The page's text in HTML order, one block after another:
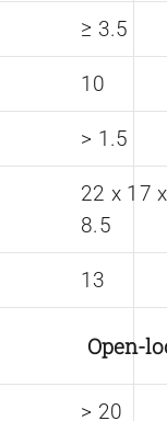
≥ 3.5
10
> 1.5
22 x 17 x
8.5
13
Open-
> 20